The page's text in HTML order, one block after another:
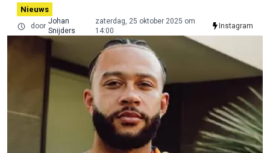
Nieuws
door
Johan
Snijders
zaterdag, 25 oktober 2025 om
14:00
Instagram